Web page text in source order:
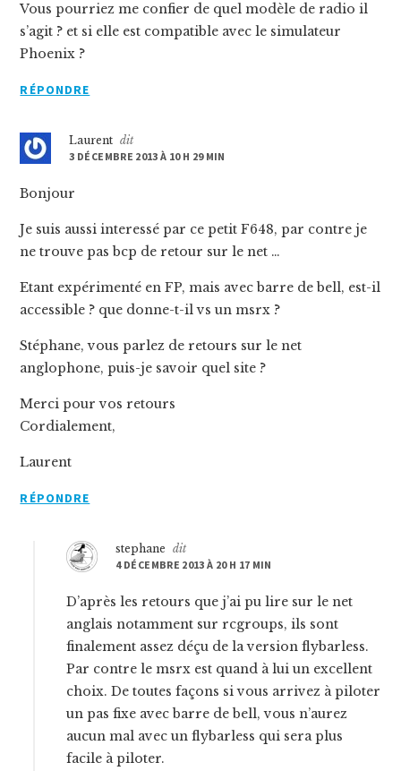
Vous pourriez me confier de quel modèle de radio il
s’agit ? et si elle est compatible avec le simulateur
Phoenix ?
RÉPONDRE
Laurent dit
3 DÉCEMBRE 2013 À 10 H 29 MIN
Bonjour
Je suis aussi interessé par ce petit F648, par contre je
ne trouve pas bcp de retour sur le net …
Etant expérimenté en FP, mais avec barre de bell, est-il
accessible ? que donne-t-il vs un msrx ?
Stéphane, vous parlez de retours sur le net
anglophone, puis-je savoir quel site ?
Merci pour vos retours
Cordialement,
Laurent
RÉPONDRE
stephane
dit
4 DÉCEMBRE 2013 À 20 H 17 MIN
D’après les retours que j’ai pu lire sur le net
anglais notamment sur rcgroups, ils sont
finalement assez déçu de la version flybarless.
Par contre le msrx est quand à lui un excellent
choix. De toutes façons si vous arrivez à piloter
un pas fixe avec barre de bell, vous n’aurez
aucun mal avec un flybarless qui sera plus
facile à piloter.